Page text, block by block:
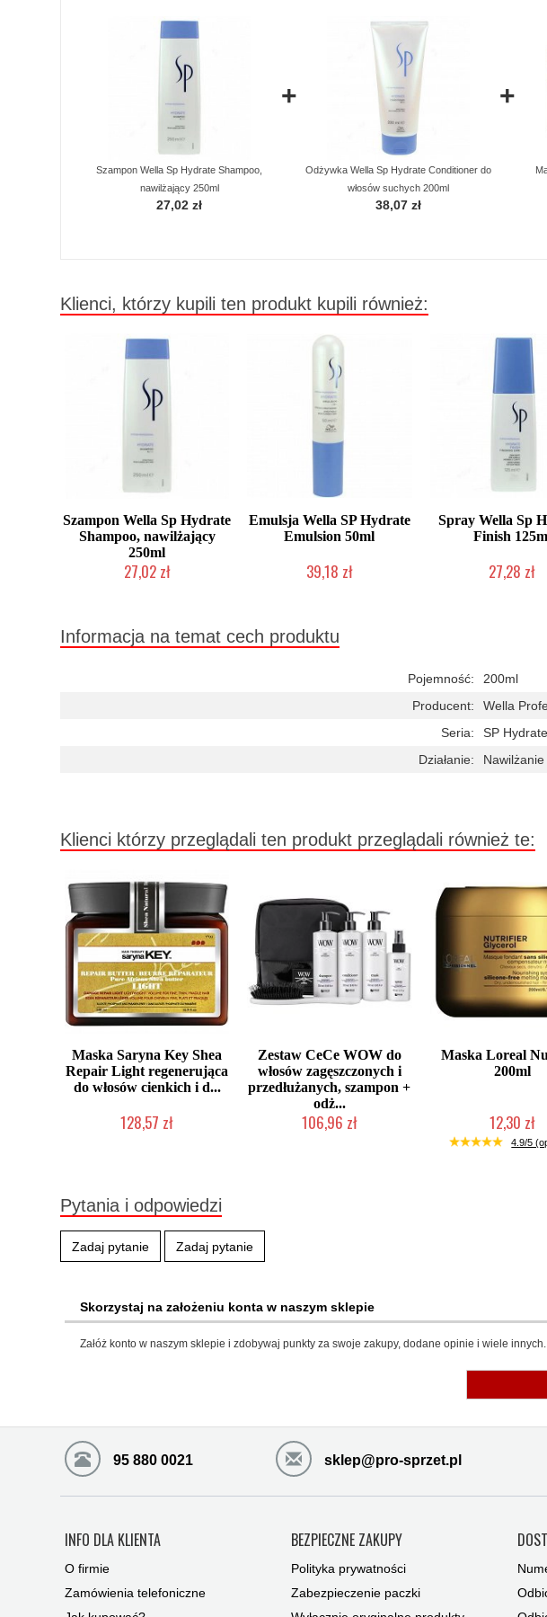
+
Szampon Wella Sp Hydrate Shampoo,
nawilżający 250ml
27,02 zł
+
Odżywka Wella Sp Hydrate Conditioner do
włosów suchych 200ml
38,07 zł
Klienci, którzy kupili ten produkt kupili również:
Szampon Wella Sp Hydrate
Shampoo, nawilżający
250ml
27,02 zł
Emulsja Wella SP Hydrate
Emulsion 50ml
39,18 zł
Spray Wella Sp
Finish
27,28 zł
Informacja na temat cech produktu
Pojemność:
200ml
Producent:
Wella
Seria:
SP
Działanie:
Nawilżanie
Klienci którzy przeglądali ten produkt przeglądali również te:
Maska Saryna Key Shea
Repair Light regenerująca
do włosów cienkich i d...
128,57 zł
Zestaw CeCe WOW do
włosów zagęszczonych i
przedłużanych, szampon +
odż...
106,96 zł
Maska Loreal
200ml
12,30 zł
Produkt 4.9/5
Pytania i odpowiedzi
Zadaj pytanie Zadaj pytanie
Skorzystaj na założeniu konta w naszym sklepie
Załóż konto w naszym sklepie i zdobywaj punkty za swoje zakupy, dodane opinie i wiele
95 880 0021 sklep@pro-sprzet.pl
INFO DLA KLIENTA
O firmie
Zamówienia telefoniczne
BEZPIECZNE ZAKUPY
Polityka prywatności
Zabezpieczenie paczki